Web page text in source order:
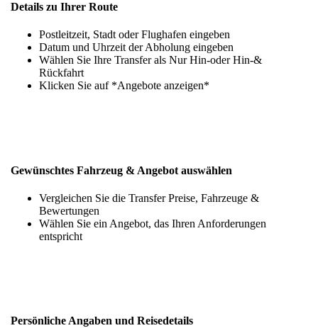
Details zu Ihrer Route
Postleitzeit, Stadt oder Flughafen eingeben
Datum und Uhrzeit der Abholung eingeben
Wählen Sie Ihre Transfer als Nur Hin-oder Hin-&
Rückfahrt
Klicken Sie auf *Angebote anzeigen*
Gewünschtes Fahrzeug & Angebot auswählen
Vergleichen Sie die Transfer Preise, Fahrzeuge &
Bewertungen
Wählen Sie ein Angebot, das Ihren Anforderungen
entspricht
Persönliche Angaben und Reisedetails